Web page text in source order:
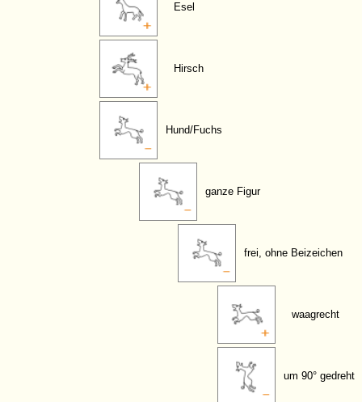
Esel
Hirsch
Hund/Fuchs
ganze Figur
frei, ohne Beizeichen
waagrecht
um 90° gedreht